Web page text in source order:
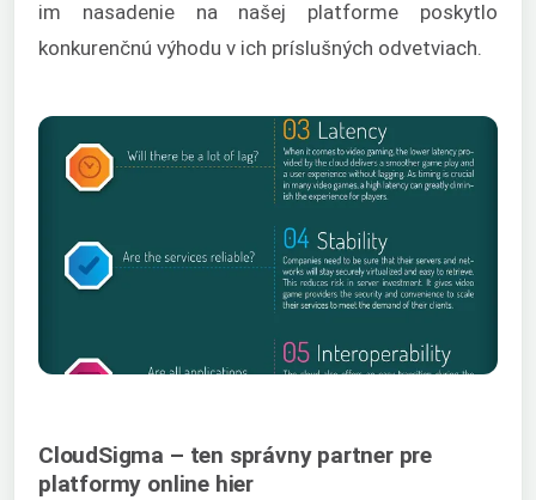
im nasadenie na našej platforme poskytlo
konkurenčnú výhodu v ich príslušných odvetviach.
CloudSigma – ten správny partner pre
platformy online hier